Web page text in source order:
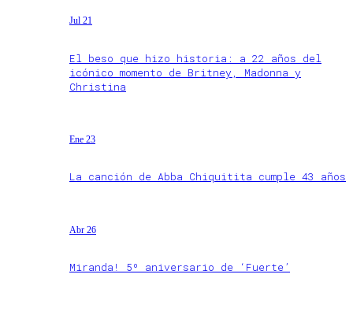
Jul 21
El beso que hizo historia: a 22 años del
icónico momento de Britney, Madonna y
Christina
Ene 23
La canción de Abba Chiquitita cumple 43 años
Abr 26
Miranda! 5º aniversario de ‘Fuerte’